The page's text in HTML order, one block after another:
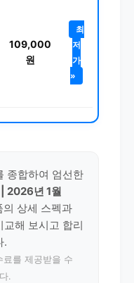
109,000
원
최
저
가
»
종합하여 엄선한
2026년 1월
상세 스펙과
해 보시고 합리
.
를 제공받을 수
.